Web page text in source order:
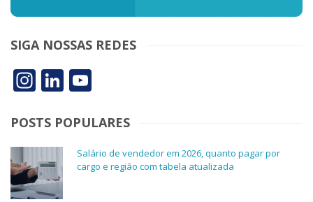
SIGA NOSSAS REDES
Instagram
LinkedIn
POSTS POPULARES
Salário de vendedor em 2026, quanto pagar por
cargo e região com tabela atualizada